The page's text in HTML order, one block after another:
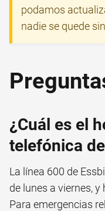
podamos
nadie se quede
¿Cuál es el
telefónica
La línea 600 de
de lunes a viernes,
Para emergencias